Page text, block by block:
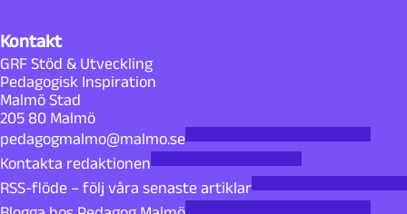
Kontakt
GRF Stöd & Utveckling
Pedagogisk Inspiration
Malmö Stad
205 80 Malmö
pedagogmalmo@malmo.se
Kontakta redaktionen
RSS-flöde – följ våra senaste artiklar